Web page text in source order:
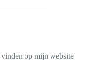
vinden op mijn website